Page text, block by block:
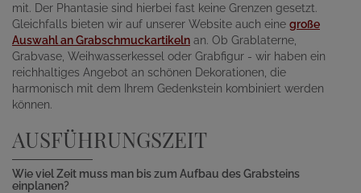
mit. Der Phantasie sind hierbei fast keine Grenzen gesetzt.
Gleichfalls bieten wir auf unserer Website auch eine große
Auswahl an Grabschmuckartikeln an. Ob Grablaterne,
Grabvase, Weihwasserkessel oder Grabfigur - wir haben ein
reichhaltiges Angebot an schönen Dekorationen, die
harmonisch mit dem Ihrem Gedenkstein kombiniert werden
können.
AUSFÜHRUNGSZEIT
Wie viel Zeit muss man bis zum Aufbau des Grabsteins
einplanen?